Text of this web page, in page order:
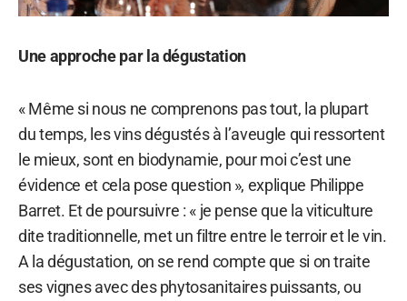
Une approche par la dégustation
« Même si nous ne comprenons pas tout, la plupart
du temps, les vins dégustés à l’aveugle qui ressortent
le mieux, sont en biodynamie, pour moi c’est une
évidence et cela pose question », explique Philippe
Barret. Et de poursuivre : « je pense que la viticulture
dite traditionnelle, met un filtre entre le terroir et le vin.
A la dégustation, on se rend compte que si on traite
ses vignes avec des phytosanitaires puissants, ou